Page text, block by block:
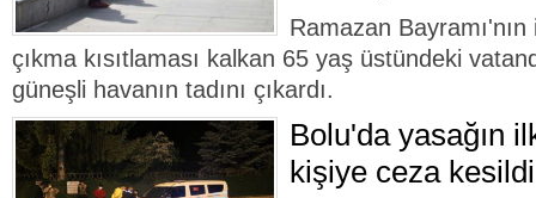
Ramazan
çıkma kısıtlaması kalkan 65 yaş üstündeki
güneşli havanın tadını çıkardı.
Bolu'da yasağın
kişiye ceza kesildi